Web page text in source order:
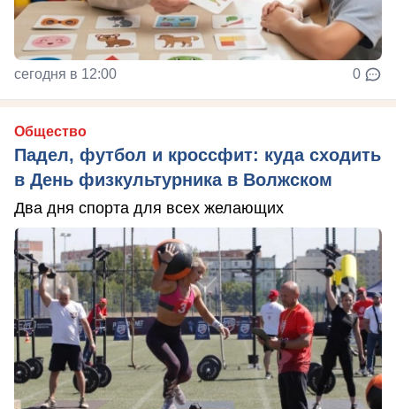
сегодня в 12:00 0
Общество
Падел, футбол и кроссфит: куда сходить
в День физкультурника в Волжском
Два дня спорта для всех желающих